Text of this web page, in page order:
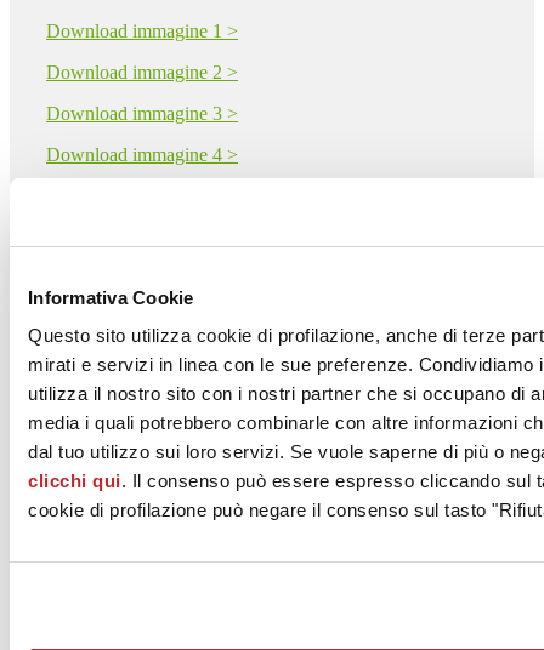
Informativa Cookie
Questo sito utilizza cookie di profilazione, anche di terze
mirati e servizi in linea con le sue preferenze.
utilizza il nostro sito con i nostri partner che si occupano di
media i quali potrebbero combinarle con altre informazioni
dal tuo utilizzo sui loro servizi. Se vuole saperne di più o
clicchi qui. Il consenso può essere espresso cliccando sul
cookie di profilazione può negare il consenso sul tasto
Download immagine 1 >
Download immagine 2 >
Download immagine 3 >
Download immagine 4 >
MONOCIBEC - FINCIBEC S.p.A.
Via Valle d'Aosta 47
SASSUOLO, 41049
Modena
Tel. 0536861300